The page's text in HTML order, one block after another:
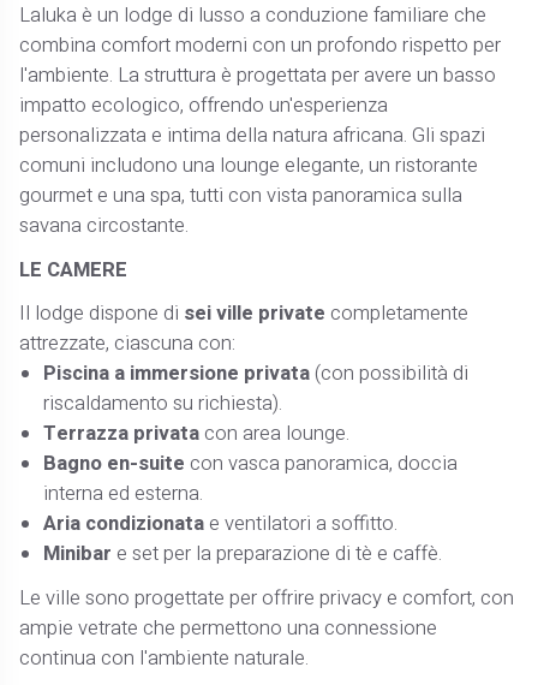
Laluka è un lodge di lusso a conduzione familiare che
combina comfort moderni con un profondo rispetto per
l'ambiente. La struttura è progettata per avere un basso
impatto ecologico, offrendo un'esperienza
personalizzata e intima della natura africana. Gli spazi
comuni includono una lounge elegante, un ristorante
gourmet e una spa, tutti con vista panoramica sulla
savana circostante. ​
LE CAMERE
Il lodge dispone di sei ville private completamente
attrezzate, ciascuna con:​
Piscina a immersione privata (con possibilità di
riscaldamento su richiesta).​
Terrazza privatacon area lounge.​
Bagno en-suite con vasca panoramica, doccia
interna ed esterna.​
Aria condizionatae ventilatori a soffitto.​
Minibar e set per la preparazione di tè e caffè.​
Le ville sono progettate per offrire privacy e comfort, con
ampie vetrate che permettono una connessione
continua con l'ambiente naturale.